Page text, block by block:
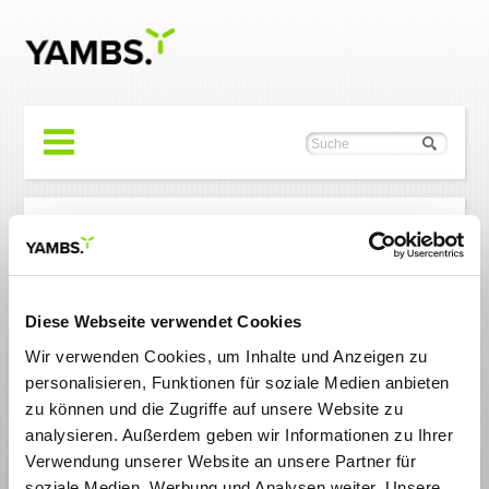
Diese Webseite verwendet Cookies
Wir verwenden Cookies, um Inhalte und Anzeigen zu
personalisieren, Funktionen für soziale Medien anbieten
zu können und die Zugriffe auf unsere Website zu
analysieren. Außerdem geben wir Informationen zu Ihrer
Verwendung unserer Website an unsere Partner für
Anmeldebestätigung
Teilnahme.
Sie erhalten in Kürze eine E-Mail zur Bestätigung von uns.
Sollten Sie keine E-Mail von uns erhalten, setzen Sie sich bitte
mit uns in Verbindung (Ansprechpartner: Herr Simon Bolta, per
E-Mail unter simon.bolta(at)yambs.euoder telefonisch